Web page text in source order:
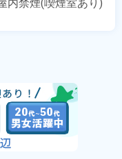
内禁煙(喫煙室あり)